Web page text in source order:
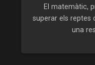
El matemàtic,
superar els reptes
una